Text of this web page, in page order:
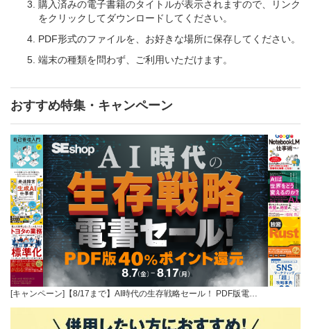
購入済みの電子書籍のタイトルが表示されますので、リンク
をクリックしてダウンロードしてください。
PDF形式のファイルを、お好きな場所に保存してください。
端末の種類を問わず、ご利用いただけます。
おすすめ特集・キャンペーン
[キャンペーン]【8/17まで】AI時代の生存戦略セール！ PDF版電…